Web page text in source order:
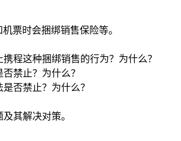
票时会捆绑销售保险等。
程这种捆绑销售的行为？为什么？
禁止？为什么？
否禁止？为什么？
其解决对策。